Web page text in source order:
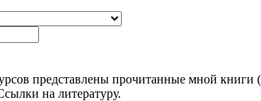
представлены прочитанные мной
на литературу.